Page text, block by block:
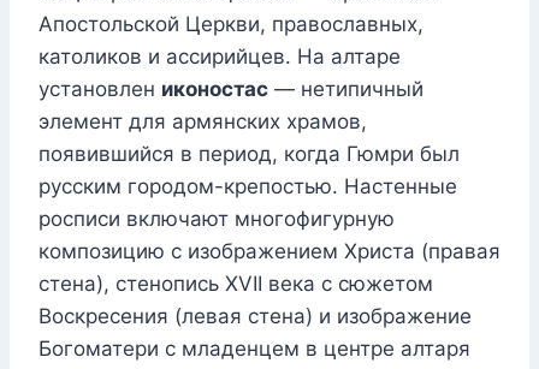
Апостольской Церкви, православных,
католиков и ассирийцев. На алтаре
установлен иконостас — нетипичный
элемент для армянских храмов,
появившийся в период, когда Гюмри был
русским городом-крепостью. Настенные
росписи включают многофигурную
композицию с изображением Христа (правая
стена), стенопись XVII века с сюжетом
Воскресения (левая стена) и изображение
Богоматери с младенцем в центре алтаря